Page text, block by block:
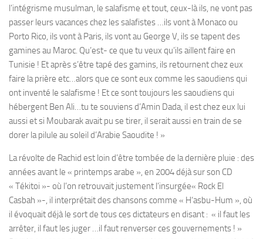
l’intégrisme musulman, le salafisme et tout, ceux-là ils, ne vont pas
passer leurs vacances chez les salafistes …ils vont à Monaco ou
Porto Rico, ils vont à Paris, ils vont au George V, ils se tapent des
gamines au Maroc. Qu’est- ce que tu veux qu’ils aillent faire en
Tunisie ! Et après s’être tapé des gamins, ils retournent chez eux
faire la prière etc…alors que ce sont eux comme les saoudiens qui
ont inventé le salafisme ! Et ce sont toujours les saoudiens qui
hébergent Ben Ali…tu te souviens d’Amin Dada, il est chez eux lui
aussi et si Moubarak avait pu se tirer, il serait aussi en train de se
dorer la pilule au soleil d’Arabie Saoudite ! »
La révolte de Rachid est loin d’être tombée de la dernière pluie : des
années avant le « printemps arabe », en 2004 déjà sur son CD
« Tékitoi »- où l’on retrouvait justement l’insurgée« Rock El
Casbah »-, il interprétait des chansons comme « H‘asbu-Hum », où
il évoquait déjà le sort de tous ces dictateurs en disant : « il faut les
arrêter, il faut les juger …il faut renverser ces gouvernements ! »